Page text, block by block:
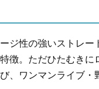
ジ性の強いストレー
徴。ただひたむきに
、ワンマンライブ・